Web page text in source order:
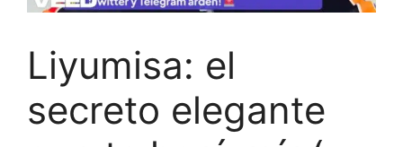
Liyumisa: el
secreto elegante